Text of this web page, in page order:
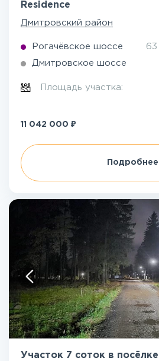
Residence
Дмитровский район
Рогачёвское шоссе
Дмитровское шоссе
Площадь участка:
11 042 000 ₽
Подробнее
Участок 7 соток в